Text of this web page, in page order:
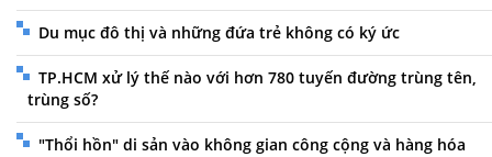
Du mục đô thị và những đứa trẻ không có ký ức
TP.HCM xử lý thế nào với hơn 780 tuyến đường trùng tên,
trùng số?
"Thổi hồn" di sản vào không gian công cộng và hàng hóa